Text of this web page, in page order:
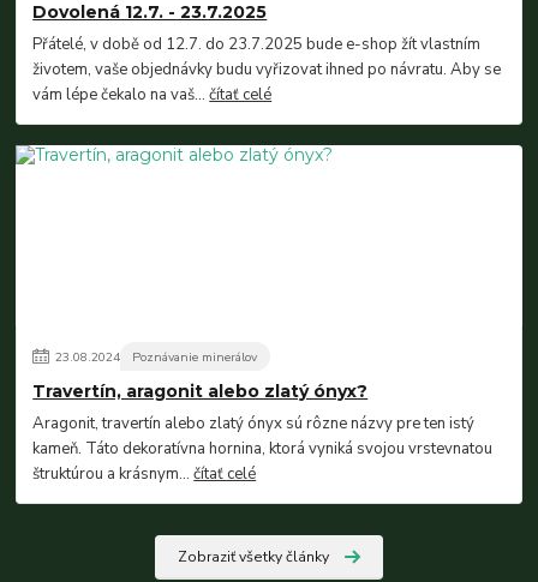
Dovolená 12.7. - 23.7.2025
Přátelé, v době od 12.7. do 23.7.2025 bude e-shop žít vlastním
životem, vaše objednávky budu vyřizovat ihned po návratu. Aby se
vám lépe čekalo na vaš...čítať celé
23.08.2024 Poznávanie minerálov
Travertín, aragonit alebo zlatý ónyx?
Aragonit, travertín alebo zlatý ónyx sú rôzne názvy pre ten istý
kameň. Táto dekoratívna hornina, ktorá vyniká svojou vrstevnatou
štruktúrou a krásnym...čítať celé
Zobraziť všetky články